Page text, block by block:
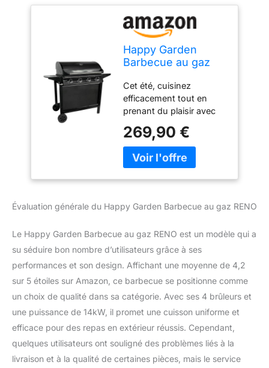
Happy Garden
Barbecue au gaz
avec thermomètre
14kW
Cet été, cuisinez
efficacement tout en
prenant du plaisir avec
RENO ! Dimensions :
Barbecue : L 138,5 x l 57
x H 109cm - Surface de
émaillée - Plaque : fonte
Couleurs : Structure :
noire - Façade : noire -
Capot : noir À monter
Garantie 2 ans -
Livraison en 1 colis en
pas de porte, en bas
d'immeuble
269,90 €
Évaluation générale du Happy Garden Barbecue au gaz RENO
Le Happy Garden Barbecue au gaz RENO est un modèle qui a
su séduire bon nombre d’utilisateurs grâce à ses
performances et son design. Affichant une moyenne de 4,2
sur 5 étoiles sur Amazon, ce barbecue se positionne comme
un choix de qualité dans sa catégorie. Avec ses 4 brûleurs et
une puissance de 14kW, il promet une cuisson uniforme et
efficace pour des repas en extérieur réussis. Cependant,
quelques utilisateurs ont souligné des problèmes liés à la
livraison et à la qualité de certaines pièces, mais le service